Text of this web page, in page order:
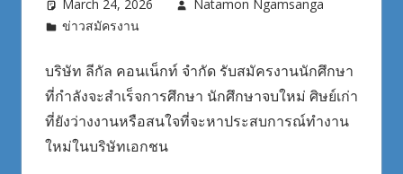
March 24, 2026
Natamon Ngamsanga
ข่าวสมัครงาน
บริษัท ลีกัล คอนเน็กท์ จำกัด รับสมัครงานนักศึกษา
ที่กำลังจะสำเร็จการศึกษา นักศึกษาจบใหม่ ศิษย์เก่า
ที่ยังว่างงานหรือสนใจที่จะหาประสบการณ์ทำงาน
ใหม่ในบริษัทเอกชน